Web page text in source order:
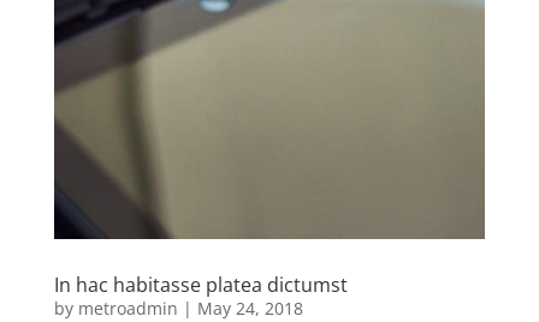
In hac habitasse platea dictumst
by metroadmin | May 24, 2018